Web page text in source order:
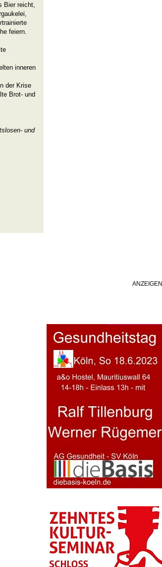
Bier reicht,
feiern.
inneren
der Krise
Brot- und
und
ANZEIGEN